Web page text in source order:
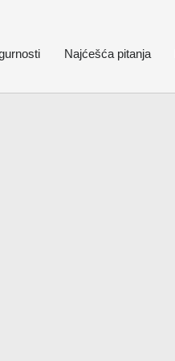
Najćešća pitanja